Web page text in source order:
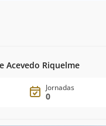
Acevedo Riquelme
Jornadas
0